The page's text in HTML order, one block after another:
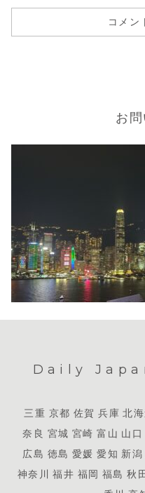
コメン
お
Daily
三重 京都 佐賀 兵庫 北
奈良 宮城 宮崎 富山 山口
広島 徳島 愛媛 愛知 新潟
神奈川 福井 福岡 福島 秋